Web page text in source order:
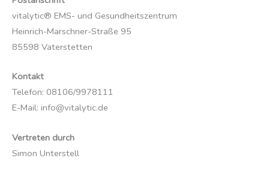
vitalytic® EMS- und Gesundheitszentrum
Heinrich-Marschner-Straße 95
85598 Vaterstetten
Kontakt
Telefon: 08106/9978111
E-Mail: info@vitalytic.de
Vertreten durch
Simon Unterstell